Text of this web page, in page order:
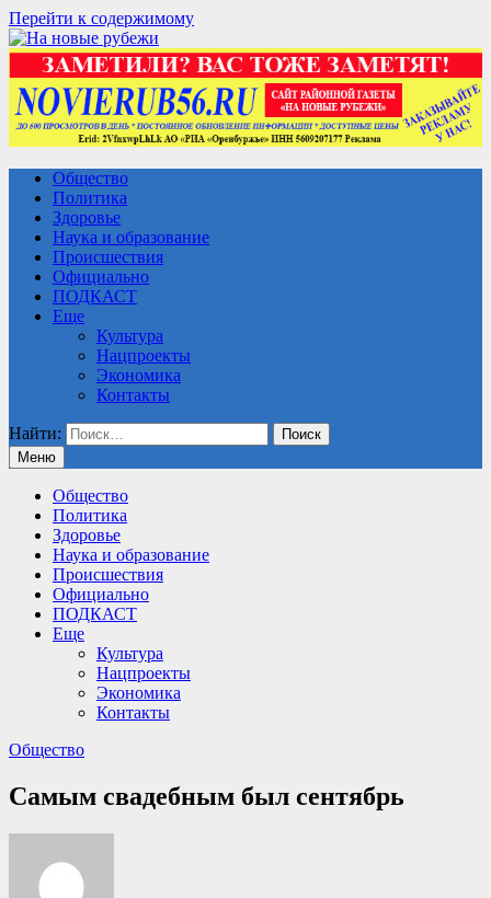
Перейти к содержимому
Общество
Политика
Здоровье
Наука и образование
Происшествия
Официально
ПОДКАСТ
Еще
Культура
Нацпроекты
Экономика
Контакты
Найти:
Меню
Общество
Политика
Здоровье
Наука и образование
Происшествия
Официально
ПОДКАСТ
Еще
Культура
Нацпроекты
Экономика
Контакты
Общество
Самым свадебным был сентябрь